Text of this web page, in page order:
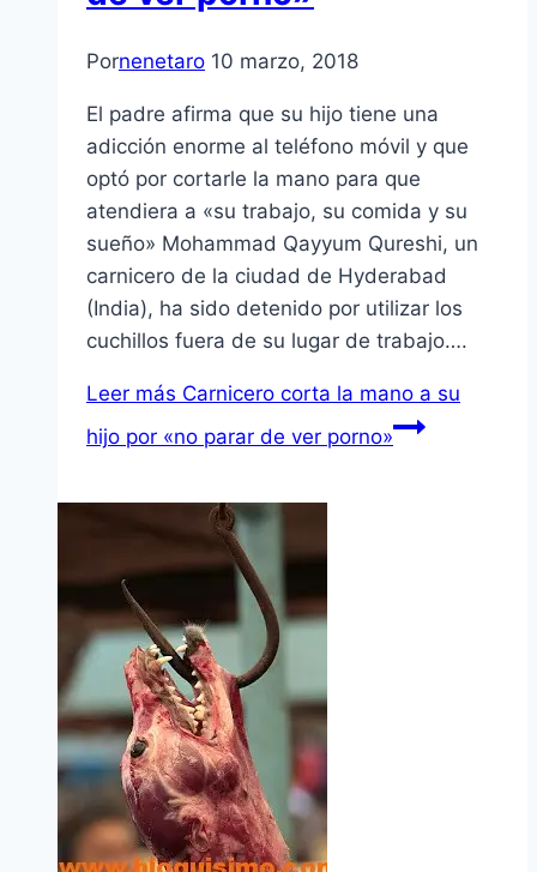
Pornenetaro 10 marzo, 2018
El padre afirma que su hijo tiene una
adicción enorme al teléfono móvil y que
optó por cortarle la mano para que
atendiera a «su trabajo, su comida y su
sueño» Mohammad Qayyum Qureshi, un
carnicero de la ciudad de Hyderabad
(India), ha sido detenido por utilizar los
cuchillos fuera de su lugar de trabajo….
Leer más Carnicero corta la mano a su
hijo por «no parar de ver porno»